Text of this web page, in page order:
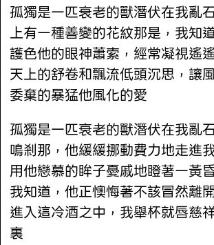
孤獨是一匹衰老的獸潛伏在我亂
上有一種善變的花紋那是，我知
護色他的眼神蕭索，經常凝視遙
天上的舒卷和飄流低頭沉思，讓
委棄的暴猛他風化的愛
孤獨是一匹衰老的獸潛伏在我亂
鳴剎那，他緩緩挪動費力地走進
用他戀慕的眸子憂戚地瞪著一黃
我知道，他正懊悔著不該冒然離
進入這冷酒之中，我舉杯就唇慈
裏